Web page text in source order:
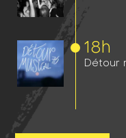
18h
Détour